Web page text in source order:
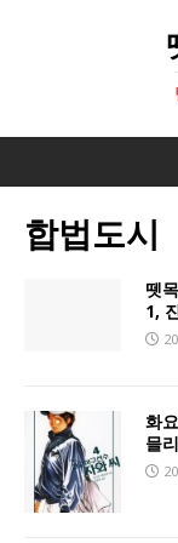
합법도시
뗏
1,
화
믈